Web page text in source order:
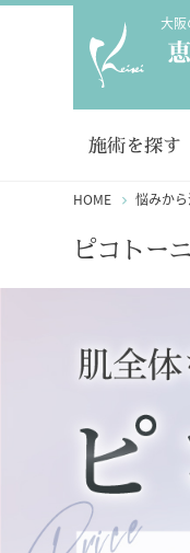
大
施術を探す
HOME 悩みか
ピコトー